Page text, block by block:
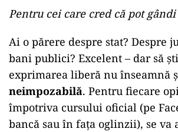
Pentru cei care cred că pot
Ai o părere despre stat? Despre
bani publici? Excelent – dar să
exprimarea liberă nu înseamnă
neimpozabilă. Pentru fiecare
împotriva cursului oficial (pe
bancă sau în fața oglinzii), se va